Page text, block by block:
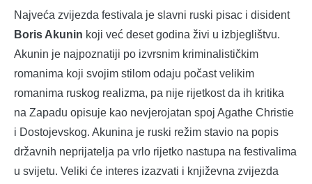
Najveća zvijezda festivala je slavni ruski pisac i disident
Boris Akunin koji već deset godina živi u izbjeglištvu.
Akunin je najpoznatiji po izvrsnim kriminalističkim
romanima koji svojim stilom odaju počast velikim
romanima ruskog realizma, pa nije rijetkost da ih kritika
na Zapadu opisuje kao nevjerojatan spoj Agathe Christie
i Dostojevskog. Akunina je ruski režim stavio na popis
državnih neprijatelja pa vrlo rijetko nastupa na festivalima
u svijetu. Veliki će interes izazvati i književna zvijezda